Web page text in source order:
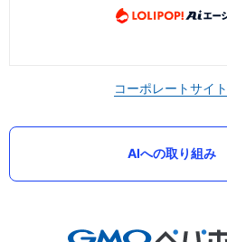
コーポレートサイト
AIへの取り組み